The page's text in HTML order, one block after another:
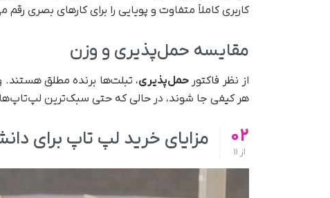
کاربری کاملاً متفاوت و پویایی را برای کارهای بصری رقم
مقایسه حمل‌پذیری و وزن
از نظر فاکتور حمل‌پذیری، تبلت‌ها برنده مطلق
هر کیفی جا شوند، در حالی که حتی سبک‌ترین
02
از
مزایای خرید لپ تاپ برای